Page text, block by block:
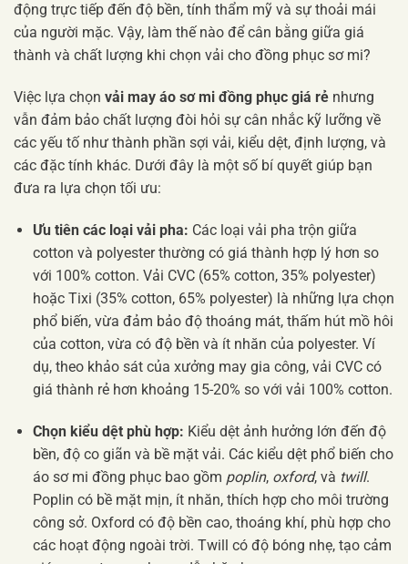
động trực tiếp đến độ bền, tính thẩm mỹ và sự thoải mái
của người mặc. Vậy, làm thế nào để cân bằng giữa giá
thành và chất lượng khi chọn vải cho đồng phục sơ mi?
Việc lựa chọn vải may áo sơ mi đồng phục giá rẻ nhưng
vẫn đảm bảo chất lượng đòi hỏi sự cân nhắc kỹ lưỡng về
các yếu tố như thành phần sợi vải, kiểu dệt, định lượng, và
các đặc tính khác. Dưới đây là một số bí quyết giúp bạn
đưa ra lựa chọn tối ưu:
Ưu tiên các loại vải pha: Các loại vải pha trộn giữa
cotton và polyester thường có giá thành hợp lý hơn so
với 100% cotton. Vải CVC (65% cotton, 35% polyester)
hoặc Tixi (35% cotton, 65% polyester) là những lựa chọn
phổ biến, vừa đảm bảo độ thoáng mát, thấm hút mồ hôi
của cotton, vừa có độ bền và ít nhăn của polyester. Ví
dụ, theo khảo sát của xưởng may gia công, vải CVC có
giá thành rẻ hơn khoảng 15-20% so với vải 100% cotton.
Chọn kiểu dệt phù hợp: Kiểu dệt ảnh hưởng lớn đến độ
bền, độ co giãn và bề mặt vải. Các kiểu dệt phổ biến cho
áo sơ mi đồng phục bao gồm poplin, oxford, và twill.
Poplin có bề mặt mịn, ít nhăn, thích hợp cho môi trường
công sở. Oxford có độ bền cao, thoáng khí, phù hợp cho
các hoạt động ngoài trời. Twill có độ bóng nhẹ, tạo cảm